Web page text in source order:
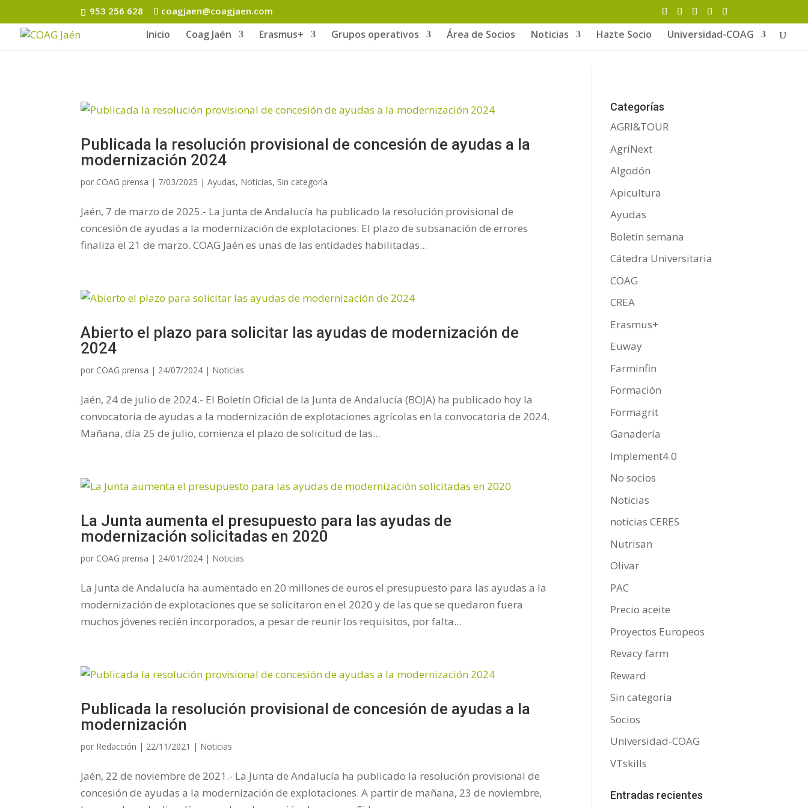
953 256 628 coagjaen@coagjaen.com
Inicio Coag Jaén Erasmus+ Grupos operativos Área de Socios Noticias Hazte Socio Universidad-COAG
Publicada la resolución provisional de concesión de ayudas a la
modernización 2024
por COAG prensa | 7/03/2025 |Ayudas, Noticias, Sin categoría
Jaén, 7 de marzo de 2025.- La Junta de Andalucía ha publicado la resolución provisional de
concesión de ayudas a la modernización de explotaciones. El plazo de subsanación de errores
finaliza el 21 de marzo. COAG Jaén es unas de las entidades habilitadas...
Abierto el plazo para solicitar las ayudas de modernización de
2024
por COAG prensa | 24/07/2024 | Noticias
Jaén, 24 de julio de 2024.- El Boletín Oficial de la Junta de Andalucía (BOJA) ha publicado hoy la
convocatoria de ayudas a la modernización de explotaciones agrícolas en la convocatoria de 2024.
Mañana, día 25 de julio, comienza el plazo de solicitud de las...
La Junta aumenta el presupuesto para las ayudas de
modernización solicitadas en 2020
por COAG prensa | 24/01/2024 | Noticias
La Junta de Andalucía ha aumentado en 20 millones de euros el presupuesto para las ayudas a la
modernización de explotaciones que se solicitaron en el 2020 y de las que se quedaron fuera
muchos jóvenes recién incorporados, a pesar de reunir los requisitos, por falta...
Publicada la resolución provisional de concesión de ayudas a la
modernización
por Redacción | 22/11/2021 | Noticias
Jaén, 22 de noviembre de 2021.- La Junta de Andalucía ha publicado la resolución provisional de
concesión de ayudas a la modernización de explotaciones. A partir de mañana, 23 de noviembre,
Categorías
AGRI&TOUR
AgriNext
Algodón
Apicultura
Ayudas
Boletín semana
Cátedra Universitaria
COAG
CREA
Erasmus+
Euway
Farminfin
Formación
Formagrit
Ganadería
Implement4.0
No socios
Noticias
noticias CERES
Nutrisan
Olivar
PAC
Precio aceite
Proyectos Europeos
Revacy farm
Reward
Sin categoría
Socios
Universidad-COAG
VTskills
Entradas recientes